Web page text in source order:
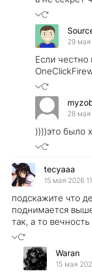
29 мая
Если
28 мая
))))это было
tecyaaa
15 мая 2026
подскажите что
поднимается
так, а то
Waran
15 мая